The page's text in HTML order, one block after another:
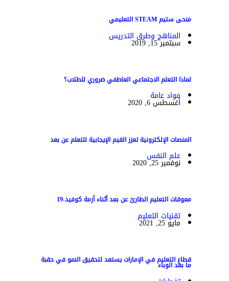
منحى ستيم STEAM التعليمي
المناهج وطرق التدريس
سبتمبر 15, 2019
لماذا التعلم الاجتماعي العاطفي ضروري للطلاب؟
مواد عامة
أغسطس 6, 2020
المنصات الإلكترونية تعزز القيم الإيجابية للتعلم عن بعد
علم النفس
نوفمبر 25, 2020
معوقات التعليم الطارئ عن بعد أثناء أزمة كوفيد-19
تقنيات التعليم
مايو 25, 2021
قطاع التعليم في الإمارات يستعد لتحقيق النمو في حقبة
ما بعد الوباء